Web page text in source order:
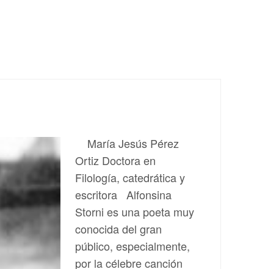
María Jesús Pérez
Ortiz Doctora en
Filología, catedrática y
escritora Alfonsina
Storni es una poeta muy
conocida del gran
público, especialmente,
por la célebre canción